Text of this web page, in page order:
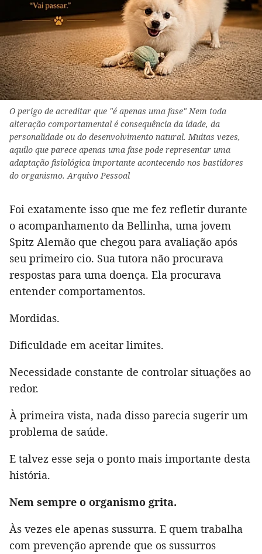
O perigo de acreditar que "é apenas uma fase" Nem toda
alteração comportamental é consequência da idade, da
personalidade ou do desenvolvimento natural. Muitas vezes,
aquilo que parece apenas uma fase pode representar uma
adaptação fisiológica importante acontecendo nos bastidores
do organismo. Arquivo Pessoal
Foi exatamente isso que me fez refletir durante
o acompanhamento da Bellinha, uma jovem
Spitz Alemão que chegou para avaliação após
seu primeiro cio. Sua tutora não procurava
respostas para uma doença. Ela procurava
entender comportamentos.
Mordidas.
Dificuldade em aceitar limites.
Necessidade constante de controlar situações ao
redor.
À primeira vista, nada disso parecia sugerir um
problema de saúde.
E talvez esse seja o ponto mais importante desta
história.
Nem sempre o organismo grita.
Às vezes ele apenas sussurra. E quem trabalha
com prevenção aprende que os sussurros